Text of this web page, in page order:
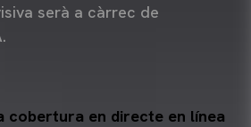
serà a càrrec de
cobertura en directe en línea